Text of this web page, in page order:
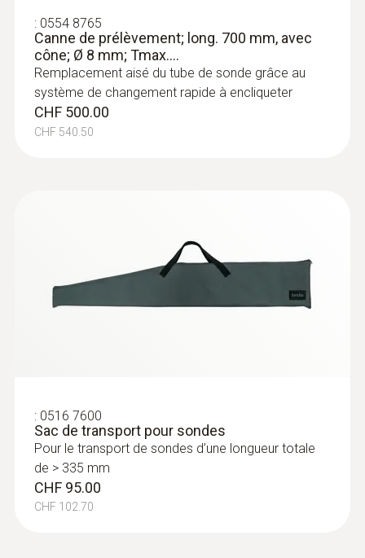
: 0554 8765
Canne de prélèvement; long. 700 mm, avec
cône; Ø 8 mm; Tmax....
Remplacement aisé du tube de sonde grâce au
système de changement rapide à encliqueter
CHF 500.00
CHF 540.50
: 0516 7600
Sac de transport pour sondes
Pour le transport de sondes d’une longueur totale
de > 335 mm
CHF 95.00
CHF 102.70